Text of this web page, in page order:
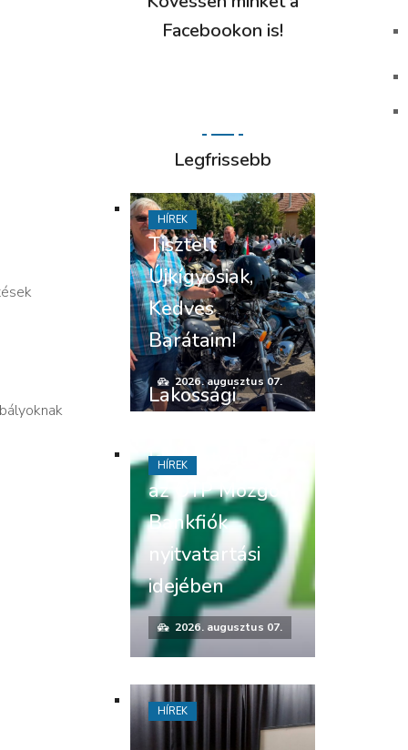
Facebookon is!
Legfrissebb
Tisztelt
Újkígyósiak,
Kedves
Barátaim!
2026. augusztus 07.
HÍREK
Lakossági
Időpontváltozás
az OTP Mozgó
Bankfiók
nyitvatartási
idejében
2026. augusztus 07.
HÍREK
HÍREK